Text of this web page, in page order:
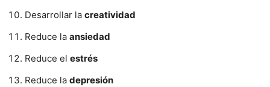
Desarrollar la creatividad
Reduce la ansiedad
Reduce el estrés
Reduce la depresión